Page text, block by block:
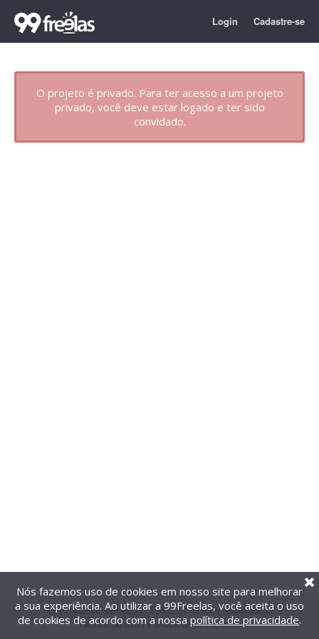
Login Cadastre-se
O projeto é privado. Para ter acesso a um projeto
privado, você deve estar logado e ter sido
convidado.
@2014-2026 99Freelas. Todos os direitos reservados.
Termos de uso| Política de privacidade
Nós fazemos uso de cookies em nosso site para melhorar
a sua experiência. Ao utilizar a 99Freelas, você aceita o uso
de cookies de acordo com a nossa política de privacidade.